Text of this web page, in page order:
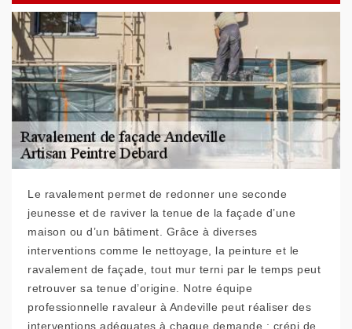
Le ravalement permet de redonner une seconde
jeunesse et de raviver la tenue de la façade d’une
maison ou d’un bâtiment. Grâce à diverses
interventions comme le nettoyage, la peinture et le
ravalement de façade, tout mur terni par le temps peut
retrouver sa tenue d’origine. Notre équipe
professionnelle ravaleur à Andeville peut réaliser des
interventions adéquates à chaque demande : crépi de